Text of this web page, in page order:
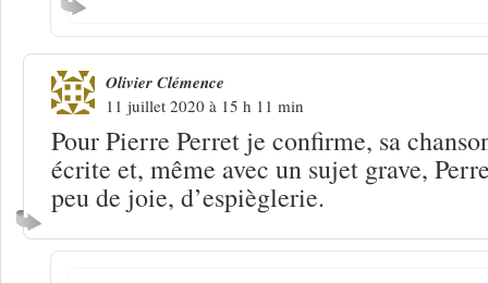
Olivier Clémence
11 juillet 2020 à 15 h 11 min
Pour Pierre Perret je confirme, sa
écrite et, même avec un sujet grave,
peu de joie, d’espièglerie.